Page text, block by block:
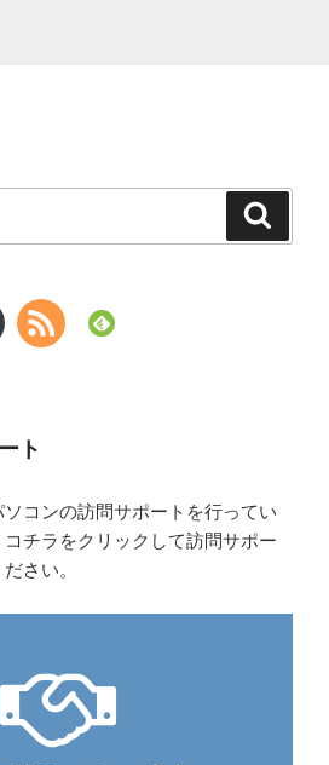
ト
コンの訪問サポートを行ってい
チラをクリックして訪問サポー
さい。